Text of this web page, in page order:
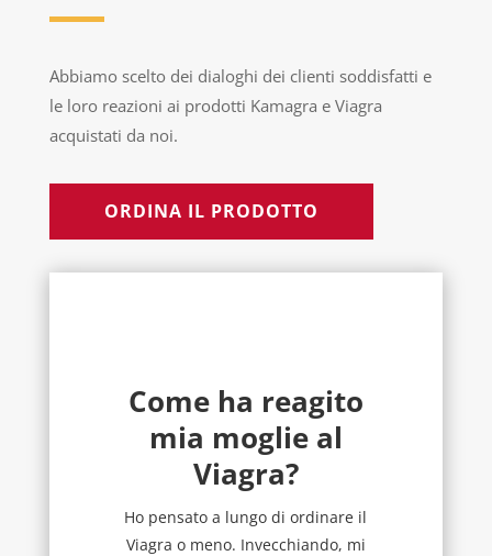
Abbiamo scelto dei dialoghi dei clienti soddisfatti e
le loro reazioni ai prodotti Kamagra e Viagra
acquistati da noi.
ORDINA IL PRODOTTO
Come ha reagito
mia moglie al
Viagra?
Ho pensato a lungo di ordinare il
Viagra o meno. Invecchiando, mi